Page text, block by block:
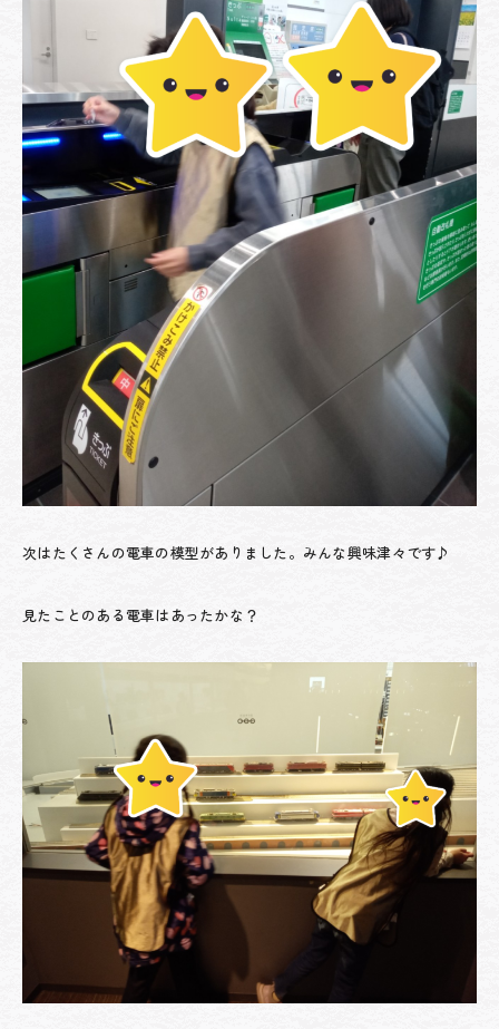
次はたくさんの電車の模型がありました。みんな興味津々です♪
見たことのある電車はあったかな？